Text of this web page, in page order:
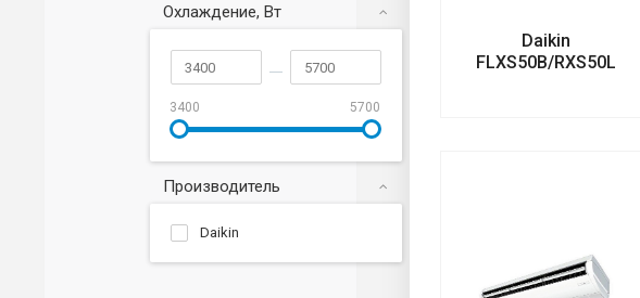
Daikin
FLXS50B/RXS50L
Охлаждение, Вт
3400 5700
Производитель
Daikin